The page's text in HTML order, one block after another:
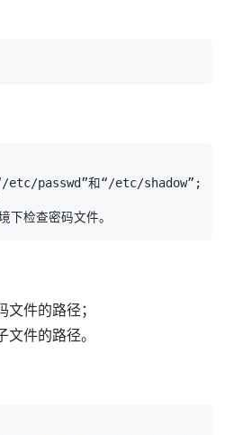
etc/passwd”和“/etc/shadow” ;
件的路径；
件的路径。